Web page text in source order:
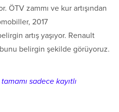
ÖTV zammı ve kur artışından
2017
artış yaşıyor. Renault
belirgin şekilde görüyoruz.
sadece kayıtlı